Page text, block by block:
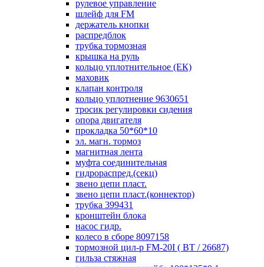
рулевое управление
шлейф для FM
держатель кнопки
распредблок
трубка тормозная
крышка на руль
кольцо уплотнительное (ЕК)
маховик
клапан контроля
кольцо уплотнение 9630651
тросик регулировки сидения
опора двигателя
прокладка 50*60*10
эл. магн. тормоз
магнитная лента
муфта соединительная
гидрораспред.(секц)
звено цепи пласт.
звено цепи пласт.(коннектор)
трубка 399431
кронштейн блока
насос гидр.
колесо в сборе 8097158
тормозной цил-р FM-20I ( ВТ / 26687)
гильза стяжная